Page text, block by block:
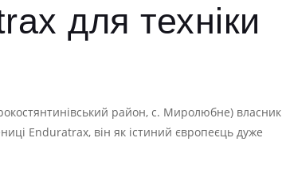
для техніки
район, с. Миролюбне) власник
Enduratrax, він як істиний європеєць дуже